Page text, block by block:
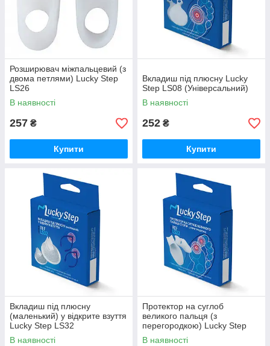
Розширювач міжпальцевий (з
двома петлями) Lucky Step
LS26
В наявності
257 ₴
Купити
Вкладиш під плюсну Lucky
Step LS08 (Універсальний)
В наявності
252 ₴
Купити
Вкладиш під плюсну
(маленький) у відкрите взуття
Lucky Step LS32
(Універсальний)
В наявності
Протектор на суглоб
великого пальця (з
перегородкою) Lucky Step
LS22
В наявності